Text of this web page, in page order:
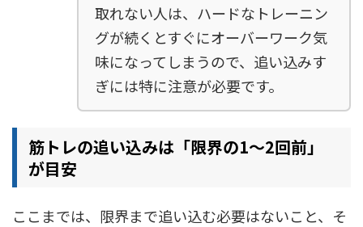
取れない人は、ハードなトレーニン
グが続くとすぐにオーバーワーク気
味になってしまうので、追い込みす
ぎには特に注意が必要です。
筋トレの追い込みは「限界の1〜2回前」
が目安
ここまでは、限界まで追い込む必要はないこと、そ